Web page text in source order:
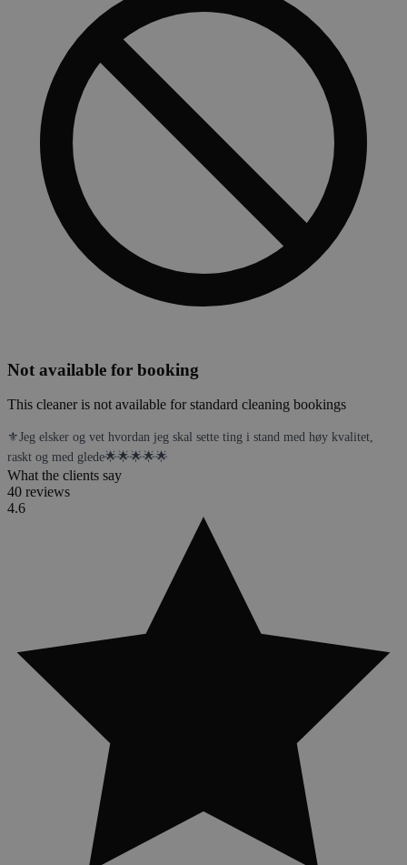
Not available for booking
This cleaner is not available for standard cleaning bookings
⚜️Jeg elsker og vet hvordan jeg skal sette ting i stand med høy kvalitet,
raskt og med glede🌟🌟🌟🌟🌟
What the clients say
40 reviews
4.6